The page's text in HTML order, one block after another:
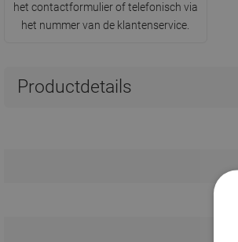
het contactformulier of telefonisch via
het nummer van de klantenservice.
Productdetails